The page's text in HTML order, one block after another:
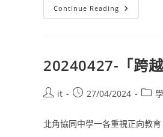
Continue Reading
20240427-「跨
it 27/04/2024
北角協同中學一各重視正向教